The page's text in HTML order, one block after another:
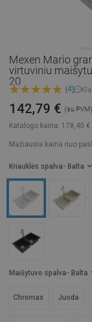
Mexen Mario
virtuviniu
20
(4)
Katalogo kaina: 178,40 €
142,79 € (su PVM)
Mažiausia kaina nuo
Kriauklės spalva - Balta
Maišytuvo spalva - Balta
Juoda
Chromas